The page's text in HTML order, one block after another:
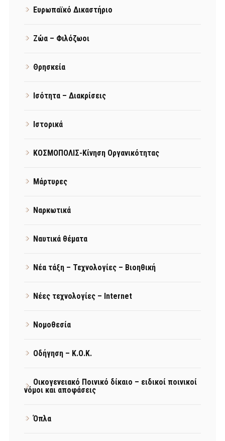
Ευρωπαϊκό Δικαστήριο
Ζώα – Φιλόζωοι
Θρησκεία
Ισότητα – Διακρίσεις
Ιστορικά
ΚΟΣΜΟΠΟΛΙΣ-Κίνηση Οργανικότητας
Μάρτυρες
Ναρκωτικά
Ναυτικά θέματα
Νέα τάξη – Τεχνολογίες – Βιοηθική
Νέες τεχνολογίες – Internet
Νομοθεσία
Οδήγηση – Κ.Ο.Κ.
Οικογενειακό Ποινικό δίκαιο – ειδικοί ποινικοί
νόμοι και αποφάσεις
Όπλα